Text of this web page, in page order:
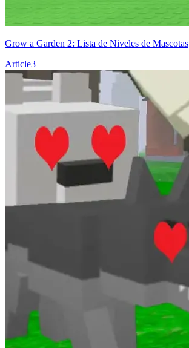
Grow a Garden 2: Lista de Niveles de Mascotas
Article3